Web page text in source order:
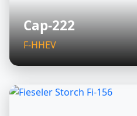
Cap-222
F-HHEV